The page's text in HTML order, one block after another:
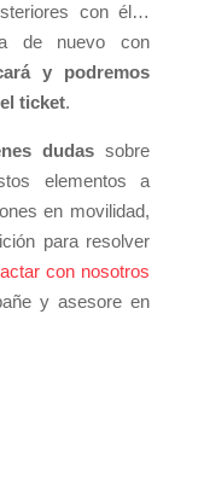
con él…
de nuevo con
y podremos
ticket.
dudas sobre
elementos a
en movilidad,
para resolver
con nosotros
y asesore en